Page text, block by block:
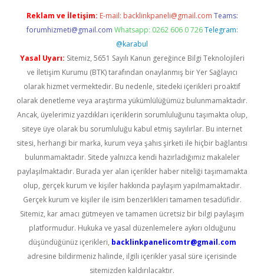
Reklam ve İletişim: E-mail: backlinkpaneli@gmail.com Teams:
forumhizmeti@gmail.com Whatsapp: 0262 606 0 726 Telegram:
@karabul
Yasal Uyarı: Sitemiz, 5651 Sayılı Kanun gereğince Bilgi Teknolojileri
ve İletişim Kurumu (BTK) tarafından onaylanmış bir Yer Sağlayıcı
olarak hizmet vermektedir. Bu nedenle, sitedeki içerikleri proaktif
olarak denetleme veya araştırma yükümlülüğümüz bulunmamaktadır.
Ancak, üyelerimiz yazdıkları içeriklerin sorumluluğunu taşımakta olup,
siteye üye olarak bu sorumluluğu kabul etmiş sayılırlar. Bu internet
sitesi, herhangi bir marka, kurum veya şahıs şirketi ile hiçbir bağlantısı
bulunmamaktadır. Sitede yalnızca kendi hazırladığımız makaleler
paylaşılmaktadır. Burada yer alan içerikler haber niteliği taşımamakta
olup, gerçek kurum ve kişiler hakkında paylaşım yapılmamaktadır.
Gerçek kurum ve kişiler ile isim benzerlikleri tamamen tesadüfidir.
Sitemiz, kar amacı gütmeyen ve tamamen ücretsiz bir bilgi paylaşım
platformudur. Hukuka ve yasal düzenlemelere aykırı olduğunu
düşündüğünüz içerikleri, backlinkpanelicomtr@gmail.com
adresine bildirmeniz halinde, ilgili içerikler yasal süre içerisinde
sitemizden kaldırılacaktır.